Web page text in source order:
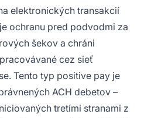
elektronických transakcií
ochranu pred podvodmi za
šekov a chráni
cez sieť
Tento typ positive pay je
ACH debetov –
tretími stranami z